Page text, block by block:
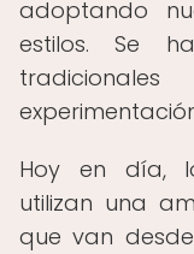
adoptando
estilos. Se
Hoy en día,
utilizan una
que van